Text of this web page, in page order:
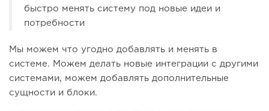
быстро менять систему под новые идеи и
потребности
Мы можем что угодно добавлять и менять в
системе. Можем делать новые интеграции с другими
системами, можем добавлять дополнительные
сущности и блоки.